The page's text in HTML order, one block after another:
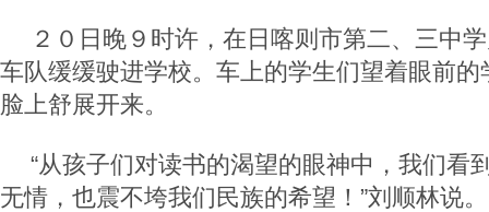
２０日晚９时许，在日喀则市第二、三中
车队缓缓驶进学校。车上的学生们望着眼前
脸上舒展开来。
“从孩子们对读书的渴望的眼神中，我们看
无情，也震不垮我们民族的希望！”刘顺林说。